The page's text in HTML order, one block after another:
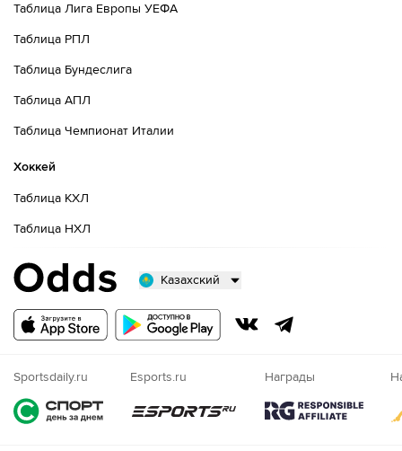
Таблица Лига Европы УЕФА
Таблица РПЛ
Таблица Бундеслига
Таблица АПЛ
Таблица Чемпионат Италии
Хоккей
Таблица КХЛ
Таблица НХЛ
Казахский
Русский
Nigeria
Sportsdaily.ru Esports.ru Награды